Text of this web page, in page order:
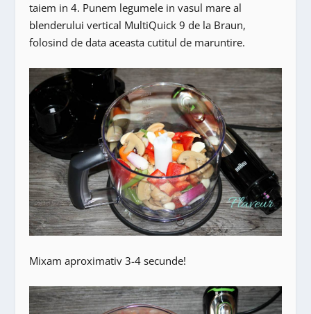
taiem in 4. Punem legumele in vasul mare al
blenderului vertical MultiQuick 9 de la Braun,
folosind de data aceasta cutitul de maruntire.
Mixam aproximativ 3-4 secunde!